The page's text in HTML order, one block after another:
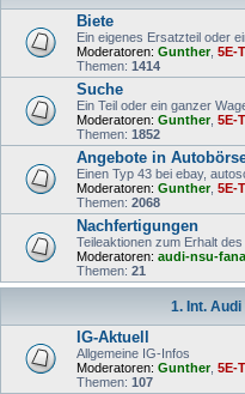
Biete
Ein eigenes Ersatzteil oder
Moderatoren: Gunther, 5E-
Themen: 1414
Suche
Ein Teil oder ein ganzer
Moderatoren: Gunther, 5E-
Themen: 1852
Angebote in
Einen Typ 43 bei ebay,
Moderatoren: Gunther, 5E-
Themen: 2068
Nachfertigungen
Teileaktionen zum Erhalt
Moderatoren: audi-nsu-
Themen: 21
1. Int. Audi
IG-Aktuell
Allgemeine IG-Infos
Moderatoren: Gunther, 5E-
Themen: 107